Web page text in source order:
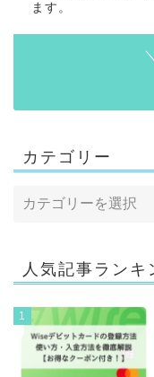
ます。
カテゴリー
人気記事ランキ
1